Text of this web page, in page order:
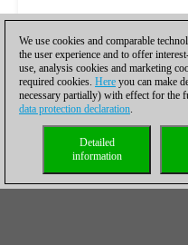
We use cookies and comparable
the user experience and to offer
use, analysis cookies and marketing
required cookies. Here you can make
necessary partially) with effect for the
data protection declaration.
Detailed
information